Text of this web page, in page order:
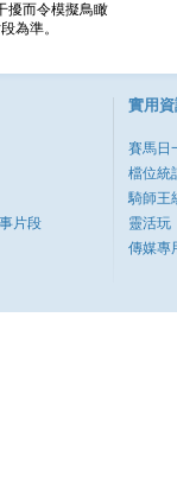
擾而令模擬鳥瞰
為準。
片段
實用
賽馬日
檔位統
騎師王
靈活玩
傳媒專